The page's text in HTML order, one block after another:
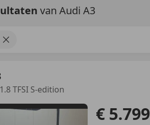
van Audi A3
TFSI S-edition
€ 5.799